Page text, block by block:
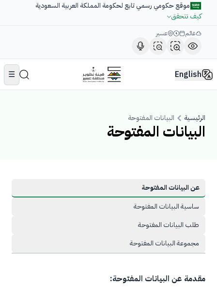
موقع حكومي رسمي تابع لحكومة المملكة العربية السعودية
كيف تتحقق
غائم عسير
English
☰
الرئيسية البيانات المفتوحة
البيانات المفتوحة
عن البيانات المفتوحة
ساسية البيانات المفتوحة
طلب البيانات المفتوحة
مجموعة البيانات المفتوحة
مقدمة عن البيانات المفتوحة: